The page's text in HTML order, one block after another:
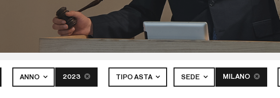
ANNO 2023 TIPO ASTA SEDE MILANO